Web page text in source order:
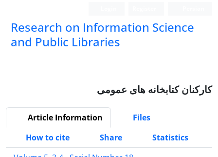
Research on Information Science
and Public Libraries
کارکنان کتابخانه های عمومی
Article Information
Files
How to cite
Share
Statistics